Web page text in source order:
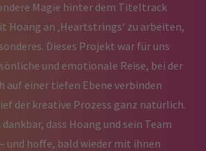
Magie hinter dem Titeltrack
Hoang an ‚Heartstrings‘ zu arbeiten,
Dieses Projekt war für uns
und emotionale Reise, bei der
auf einer tiefen Ebene verbinden
der kreative Prozess ganz natürlich.
dass Hoang und sein Team
und hoffe, bald wieder mit ihnen